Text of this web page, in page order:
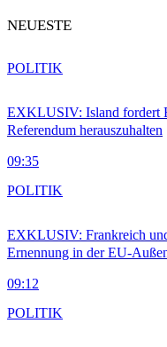
NEUESTE
EXKLUSIV: Island fordert
Referendum herauszuhalten
09:35
POLITIK
EXKLUSIV: Frankreich
Ernennung in der EU-
09:12
POLITIK
POLITIK